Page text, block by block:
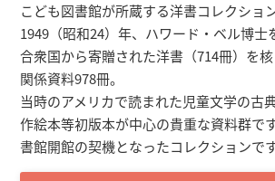
こども図書館が所蔵する洋書コレクション
1949（昭和24）年、ハワード・ベル博士
合衆国から寄贈された洋書（714冊）を
関係資料978冊。
当時のアメリカで読まれた児童文学の古
作絵本等初版本が中心の貴重な資料群で
書館開館の契機となったコレクションです